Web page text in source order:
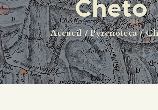
Cheto
Accueil Pyrenoteca
CONTACTS